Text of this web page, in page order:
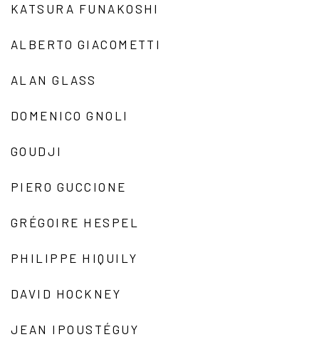
KATSURA FUNAKOSHI
ALBERTO GIACOMETTI
ALAN GLASS
DOMENICO GNOLI
GOUDJI
PIERO GUCCIONE
GRÉGOIRE HESPEL
PHILIPPE HIQUILY
DAVID HOCKNEY
JEAN IPOUSTÉGUY